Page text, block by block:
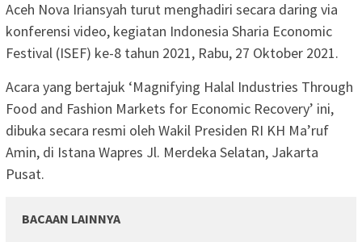
Aceh Nova Iriansyah turut menghadiri secara daring via
konferensi video, kegiatan Indonesia Sharia Economic
Festival (ISEF) ke-8 tahun 2021, Rabu, 27 Oktober 2021.
Acara yang bertajuk ‘Magnifying Halal Industries Through
Food and Fashion Markets for Economic Recovery’ ini,
dibuka secara resmi oleh Wakil Presiden RI KH Ma’ruf
Amin, di Istana Wapres Jl. Merdeka Selatan, Jakarta
Pusat.
BACAAN LAINNYA